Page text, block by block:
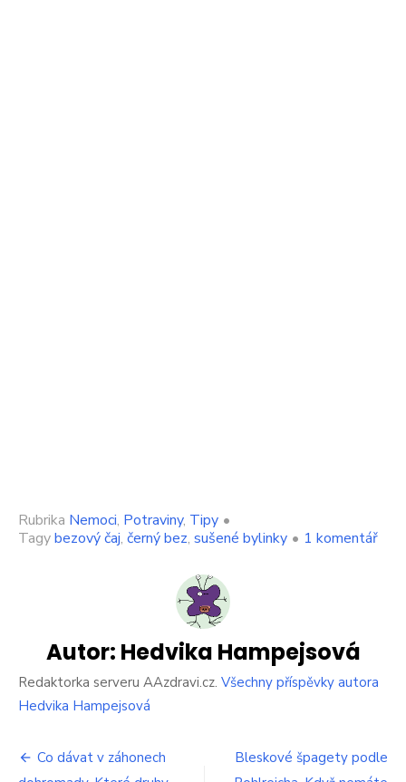
Rubrika Nemoci, Potraviny, Tipy •
Tagybezový čaj, černý bez, sušené bylinky • 1 komentářu
ho
Autor: Hedvika Hampejsová
Redaktorka serveru AAzdravi.cz. Všechny příspěvky autora
Hedvika Hampejsová
Navigace
Co dávat v záhonech
Bleskové špagety podle